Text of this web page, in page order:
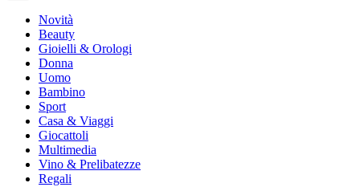
Novità
Beauty
Gioielli & Orologi
Donna
Uomo
Bambino
Sport
Casa & Viaggi
Giocattoli
Multimedia
Vino & Prelibatezze
Regali